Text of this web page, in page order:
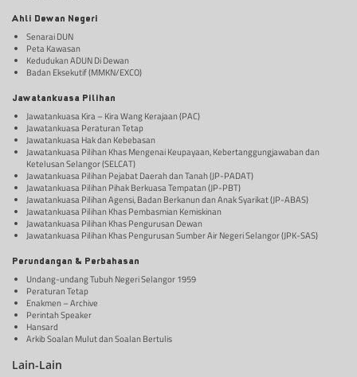
Ahli Dewan Negeri
Senarai DUN
Peta Kawasan
Kedudukan ADUN Di Dewan
Badan Eksekutif (MMKN/EXCO)
Jawatankuasa Pilihan
Jawatankuasa Kira – Kira Wang Kerajaan (PAC)
Jawatankuasa Peraturan Tetap
Jawatankuasa Hak dan Kebebasan
Jawatankuasa Pilihan Khas Mengenai Keupayaan, Kebertanggungjawaban dan
Ketelusan Selangor (SELCAT)
Jawatankuasa Pilihan Pejabat Daerah dan Tanah (JP-PADAT)
Jawatankuasa Pilihan Pihak Berkuasa Tempatan (JP-PBT)
Jawatankuasa Pilihan Agensi, Badan Berkanun dan Anak Syarikat (JP-ABAS)
Jawatankuasa Pilihan Khas Pembasmian Kemiskinan
Jawatankuasa Pilihan Khas Pengurusan Dewan
Jawatankuasa Pilihan Khas Pengurusan Sumber Air Negeri Selangor (JPK-SAS)
Perundangan & Perbahasan
Undang-undang Tubuh Negeri Selangor 1959
Peraturan Tetap
Enakmen – Archive
Perintah Speaker
Hansard
Arkib Soalan Mulut dan Soalan Bertulis
Lain-Lain